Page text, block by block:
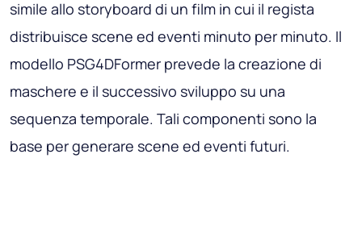
simile allo storyboard di un film in cui il regista
distribuisce scene ed eventi minuto per minuto. Il
modello PSG4DFormer prevede la creazione di
maschere e il successivo sviluppo su una
sequenza temporale. Tali componenti sono la
base per generare scene ed eventi futuri.